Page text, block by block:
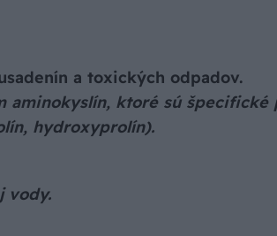
a toxických odpadov.
aminokyslín, ktoré sú špecifické
hydroxyprolín).
vody.